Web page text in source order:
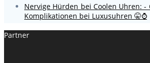
Nervige Hürden bei Coolen Uhren: -
Komplikationen bei Luxusuhren 🤫⌚
Partner